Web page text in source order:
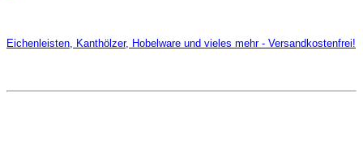
Eichenleisten, Kanthölzer, Hobelware und vieles mehr - Versandkostenfrei!